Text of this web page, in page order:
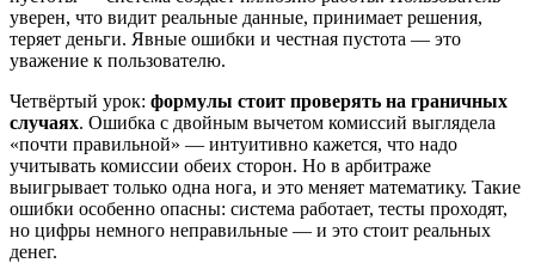
уверен, что видит реальные данные, принимает решения,
теряет деньги. Явные ошибки и честная пустота — это
уважение к пользователю.
Четвёртый урок: формулы стоит проверять на граничных
случаях. Ошибка с двойным вычетом комиссий выглядела
«почти правильной» — интуитивно кажется, что надо
учитывать комиссии обеих сторон. Но в арбитраже
выигрывает только одна нога, и это меняет математику. Такие
ошибки особенно опасны: система работает, тесты проходят,
но цифры немного неправильные — и это стоит реальных
денег.